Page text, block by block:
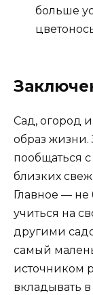
больше
Сад, огород
образ жизни.
пообщаться
близких
Главное — не
учиться на
другими
самый
источником
вкладывать